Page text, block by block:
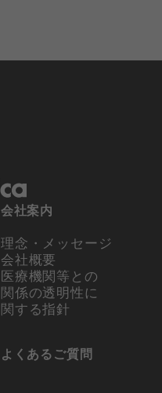
会社案内
理念・メッセージ
会社概要
医療機関等との
関係の透明性に
関する指針
よくあるご質問